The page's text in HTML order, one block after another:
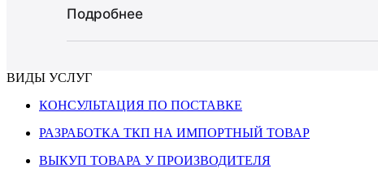
Подробнее
ВИДЫ УСЛУГ
КОНСУЛЬТАЦИЯ ПО ПОСТАВКЕ
РАЗРАБОТКА ТКП НА ИМПОРТНЫЙ ТОВАР
ВЫКУП ТОВАРА У ПРОИЗВОДИТЕЛЯ